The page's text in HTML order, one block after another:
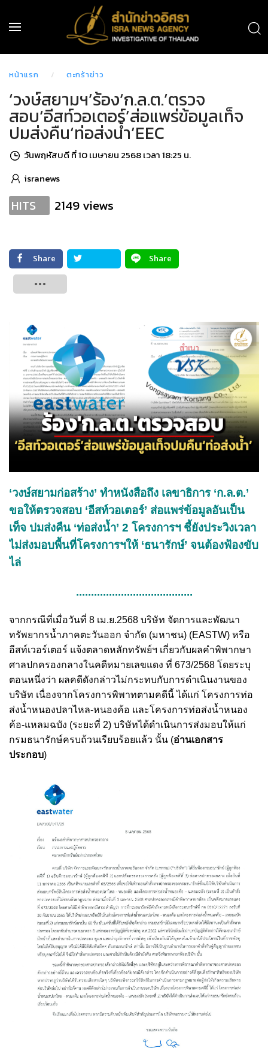
หน้าแรก ตะกร้าข่าว
‘วงษ์สยามฯ’ร้อง‘ก.ล.ต.’ตรวจ
สอบ‘อีสท์วอเตอร์’ส่อแพร่ข้อมูลเท็จ
ปมส่งคืน‘ท่อส่งน้ำ’EEC
วันพฤหัสบดี ที่ 10 เมษายน 2568 เวลา 18:25 น.
isranews
HITS 2149 views
Share
Share
‘วงษ์สยามก่อสร้าง’ ทำหนังสือถึง เลขาธิการ ‘ก.ล.ต.’
ขอให้ตรวจสอบ ‘อีสท์วอเตอร์’ ส่อแพร่ข้อมูลอันเป็น
เท็จ ปมส่งคืน ‘ท่อส่งน้ำ’ 2 โครงการฯ ชี้ยังประวิงเวลา
ไม่ส่งมอบพื้นที่โครงการฯให้ ‘ธนารักษ์’ จนต้องฟ้องขับ
ไล่
.......................................
จากกรณีที่เมื่อวันที่ 8 เม.ย.2568 บริษัท จัดการและพัฒนา
ทรัพยากรน้ำภาคตะวันออก จำกัด (มหาชน) (EASTW) หรือ
อีสท์เวอร์เตอร์ แจ้งตลาดหลักทรัพย์ฯ เกี่ยวกับผลคำพิพากษา
ศาลปกครองกลางในคดีหมายเลขแดง ที่ 673/2568 โดยระบุ
ตอนหนึ่งว่า ผลคดีดังกล่าวไม่กระทบกับการดำเนินงานของ
บริษัท เนื่องจากโครงการพิพาทตามคดีนี้ ได้แก่ โครงการท่อ
ส่งน้ำหนองปลาไหล-หนองค้อ และโครงการท่อส่งน้ำหนอง
ค้อ-แหลมฉบัง (ระยะที่ 2) บริษัทได้ดำเนินการส่งมอบให้แก่
กรมธนารักษ์ครบถ้วนเรียบร้อยแล้ว นั้น (อ่านเอกสาร
ประกอบ)